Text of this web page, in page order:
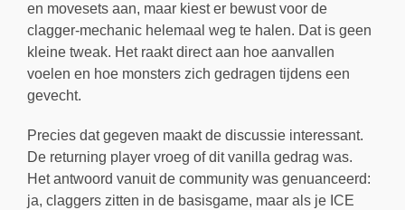
en movesets aan, maar kiest er bewust voor de
clagger-mechanic helemaal weg te halen. Dat is geen
kleine tweak. Het raakt direct aan hoe aanvallen
voelen en hoe monsters zich gedragen tijdens een
gevecht.
Precies dat gegeven maakt de discussie interessant.
De returning player vroeg of dit vanilla gedrag was.
Het antwoord vanuit de community was genuanceerd:
ja, claggers zitten in de basisgame, maar als je ICE